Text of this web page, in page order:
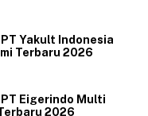
Yakult Indonesia
Terbaru 2026
Eigerindo Multi
2026